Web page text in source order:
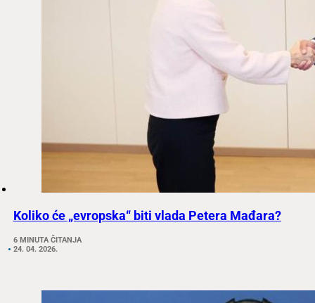
Koliko će „evropska“ biti vlada Petera Mađara?
6 MINUTA ČITANJA
24. 04. 2026.